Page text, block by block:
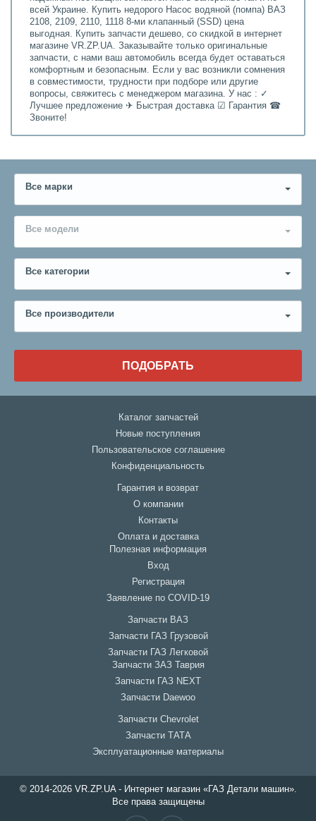
всей Украине. Купить недорого Насос водяной (помпа) ВАЗ
2108, 2109, 2110, 1118 8-ми клапанный (SSD) цена
выгодная. Купить запчасти дешево, со скидкой в интернет
магазине VR.ZP.UA. Заказывайте только оригинальные
запчасти, с нами ваш автомобиль всегда будет оставаться
комфортным и безопасным. Если у вас возникли сомнения
в совместимости, трудности при подборе или другие
вопросы, свяжитесь с менеджером магазина. У нас : ✓
Лучшее предложение ✈ Быстрая доставка ☑ Гарантия ☎
Звоните!
Все марки
Все модели
Все категории
Все производители
ПОДОБРАТЬ
Каталог запчастей
Новые поступления
Пользовательское соглашение
Конфиденциальность
Гарантия и возврат
О компании
Контакты
Оплата и доставка
Полезная информация
Вход
Регистрация
Заявление по COVID-19
Запчасти ВАЗ
Запчасти ГАЗ Грузовой
Запчасти ГАЗ Легковой
Запчасти ЗАЗ Таврия
Запчасти ГАЗ NEXT
Запчасти Daewoo
Запчасти Chevrolet
Запчасти ТАТА
Эксплуатационные материалы
© 2014-2026 VR.ZP.UA - Интернет магазин «ГАЗ Детали машин».
Все права защищены